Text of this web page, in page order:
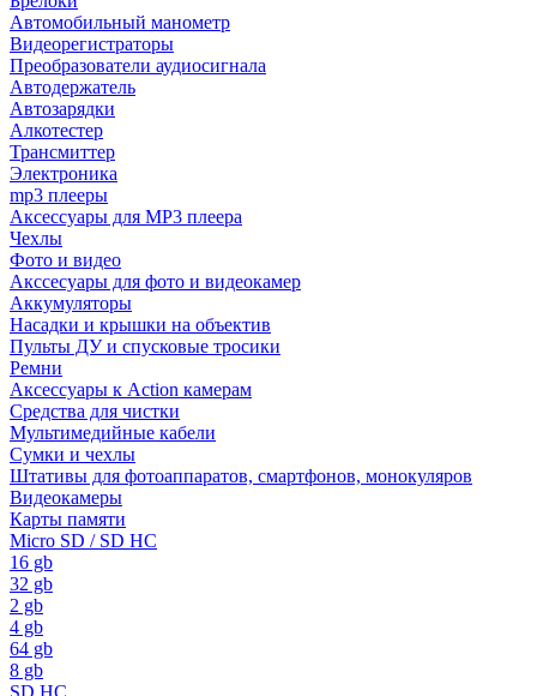
Автомобильный манометр
Видеорегистраторы
Преобразователи аудиосигнала
Автодержатель
Автозарядки
Алкотестер
Трансмиттер
Электроника
mp3 плееры
Аксессуары для MP3 плеера
Чехлы
Фото и видео
Акссесуары для фото и видеокамер
Аккумуляторы
Насадки и крышки на объектив
Пульты ДУ и спусковые тросики
Ремни
Аксессуары к Action камерам
Средства для чистки
Мультимедийные кабели
Сумки и чехлы
Штативы для фотоаппаратов, смартфонов, монокуляров
Видеокамеры
Карты памяти
Micro SD / SD HC
16 gb
32 gb
2 gb
4 gb
64 gb
8 gb
SD HC